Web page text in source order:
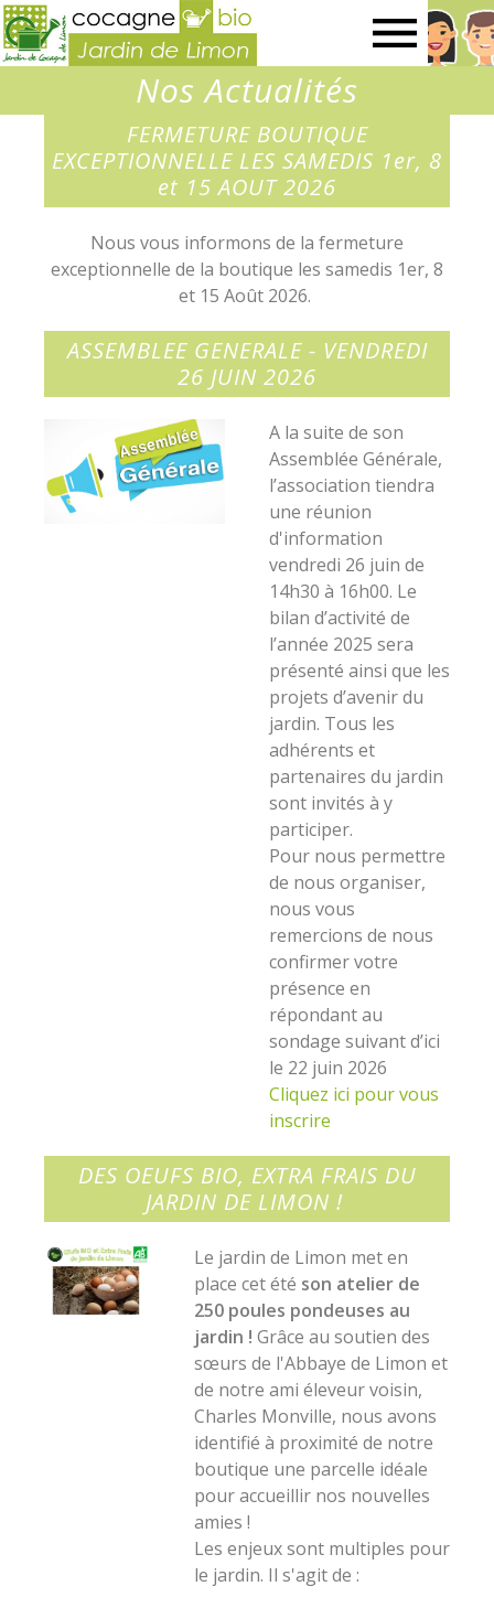
de
Limon
Nos Actualités
FERMETURE BOUTIQUE
EXCEPTIONNELLE LES SAMEDIS 1er, 8
et 15 AOUT 2026
Nous vous informons de la fermeture
exceptionnelle de la boutique les samedis 1er, 8
et 15 Août 2026.
ASSEMBLEE GENERALE - VENDREDI
26 JUIN 2026
A la suite de son
Assemblée Générale,
l’association tiendra
une réunion
d'information
vendredi 26 juin de
14h30 à 16h00. Le
bilan d’activité de
l’année 2025 sera
présenté ainsi que les
projets d’avenir du
jardin. Tous les
adhérents et
partenaires du jardin
sont invités à y
participer.
Pour nous permettre
de nous organiser,
nous vous
remercions de nous
confirmer votre
présence en
répondant au
sondage suivant d’ici
le 22 juin 2026
Cliquez ici pour vous
inscrire
DES OEUFS BIO, EXTRA FRAIS DU
JARDIN DE LIMON !
Le jardin de Limon met en
place cet été son atelier de
250 poules pondeuses au
jardin ! Grâce au soutien des
sœurs de l'Abbaye de Limon et
de notre ami éleveur voisin,
Charles Monville, nous avons
identifié à proximité de notre
boutique une parcelle idéale
pour accueillir nos nouvelles
amies !
Les enjeux sont multiples pour
le jardin. Il s'agit de :